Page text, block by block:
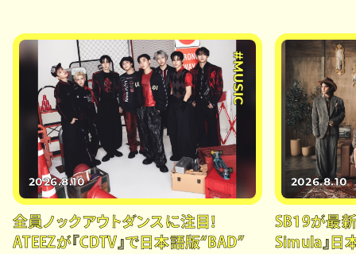
#MUSIC
2026.8.10
全員ノックアウトダンスに注目！
ATEEZが『CDTV』で日本語版“BAD”
2026.8.10
SB19が最
Simula』日